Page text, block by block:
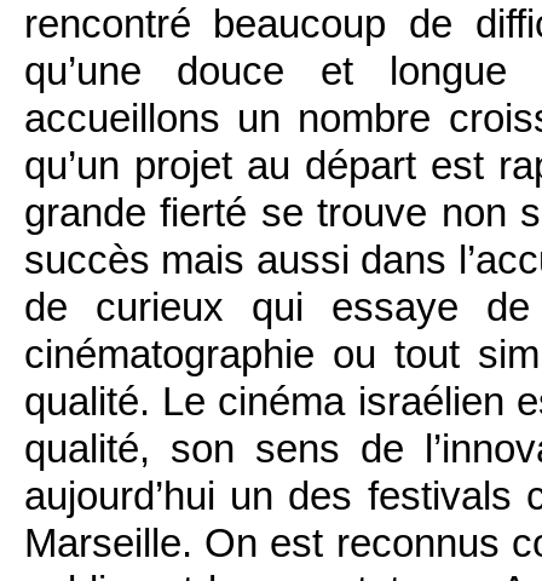
rencontré beaucoup de
qu’une douce et longue
accueillons un nombre
qu’un projet au départ est
grande fierté se trouve non
succès mais aussi dans
de curieux qui essaye
cinématographie ou tout
qualité. Le cinéma israélien
qualité, son sens de
aujourd’hui un des festivals
Marseille. On est reconnus